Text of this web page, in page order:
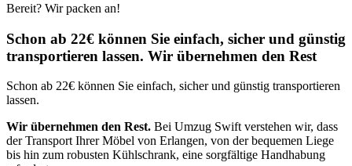
Bereit? Wir packen an!
Schon ab 22€ können Sie einfach, sicher und günstig
transportieren lassen. Wir übernehmen den Rest
Schon ab 22€ können Sie einfach, sicher und günstig transportieren
lassen.
Wir übernehmen den Rest. Bei Umzug Swift verstehen wir, dass
der Transport Ihrer Möbel von Erlangen, von der bequemen Liege
bis hin zum robusten Kühlschrank, eine sorgfältige Handhabung